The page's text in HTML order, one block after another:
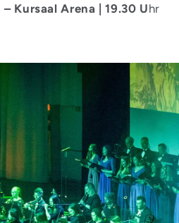
Kursaal Arena | 19.30 Uhr